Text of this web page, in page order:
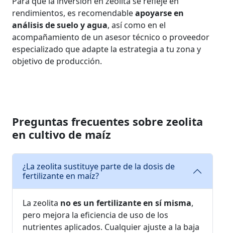
rendimientos, es recomendableapoyarse en
análisis de suelo y agua, así como en el
acompañamiento de un asesor técnico o proveedor
especializado que adapte la estrategia a tu zona y
objetivo de producción.
Preguntas frecuentes sobre zeolita
en cultivo de maíz
¿La zeolita sustituye parte de la dosis de
fertilizante en maíz?
La zeolita no es un fertilizante en sí misma,
pero mejora la eficiencia de uso de los
nutrientes aplicados. Cualquier ajuste a la baja